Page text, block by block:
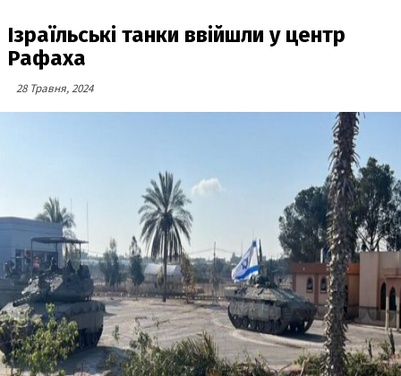
Ізраїльські танки ввійшли у центр
Рафаха
28 Травня, 2024